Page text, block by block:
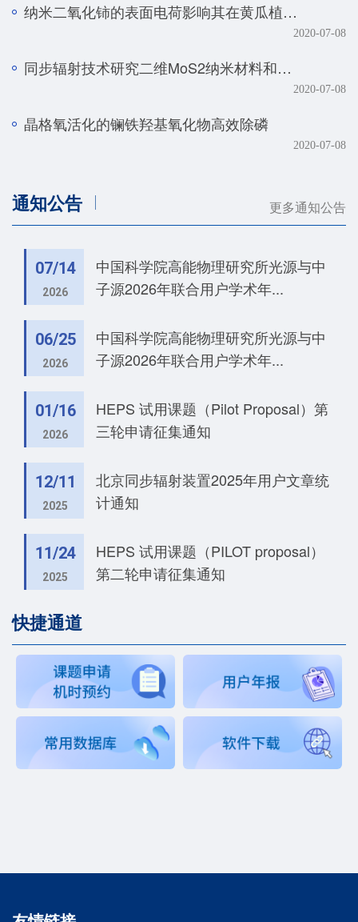
纳米二氧化铈的表面电荷影响其在黄瓜植株中的转化、转运及毒性
2020-07-08
同步辐射技术研究二维MoS2纳米材料和生物体的相互作用规律
2020-07-08
晶格氧活化的镧铁羟基氧化物高效除磷
2020-07-08
通知公告 更多通知公告
07/14
2026
中国科学院高能物理研究所光源与中
子源2026年联合用户学术年...
06/25
2026
中国科学院高能物理研究所光源与中
子源2026年联合用户学术年...
01/16
2026
HEPS 试用课题（Pilot Proposal）第
三轮申请征集通知
12/11
2025
北京同步辐射装置2025年用户文章统
计通知
11/24
2025
HEPS 试用课题（PILOT proposal）
第二轮申请征集通知
快捷通道